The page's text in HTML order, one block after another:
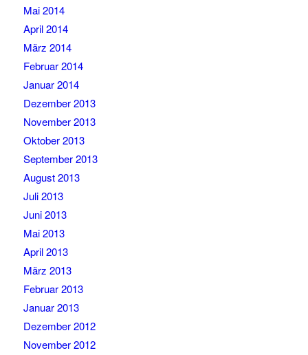
Mai 2014
April 2014
März 2014
Februar 2014
Januar 2014
Dezember 2013
November 2013
Oktober 2013
September 2013
August 2013
Juli 2013
Juni 2013
Mai 2013
April 2013
März 2013
Februar 2013
Januar 2013
Dezember 2012
November 2012